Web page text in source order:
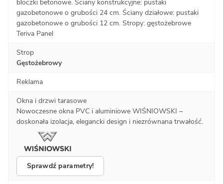
bloczki betonowe. Ściany konstrukcyjne: pustaki
gazobetonowe o grubości 24 cm. Ściany działowe: pustaki
gazobetonowe o grubości 12 cm. Stropy: gęstożebrowe
Teriva Panel
Strop
Gęstożebrowy
Reklama
Okna i drzwi tarasowe
Nowoczesne okna PVC i aluminiowe WIŚNIOWSKI –
doskonała izolacja, elegancki design i niezrównana trwałość.
Sprawdź parametry!